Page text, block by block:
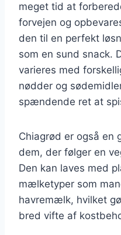
meget tid at
forvejen og
den til en perfekt
som en sund snack.
varieres med
nødder og
spændende ret at
Chiagrød er også en
dem, der følger en
Den kan laves med
mælketyper som
havremælk, hvilket
bred vifte af